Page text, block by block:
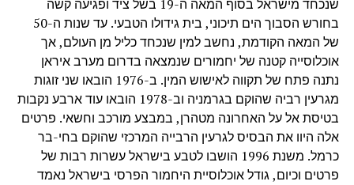
שנכחד מישראל בסוף המאה ה-19 בשל ציד ופגיעה קשה
בחורש הסבוך הים תיכוני, בית גידולו הטבעי. עד שנות ה-50
של המאה הקודמת, נחשב למין שנכחד כליל מן העולם, אך
אוכלוסייה קטנה של יחמורים שנמצאה בדרום מערב איראן
נתנה פתח של תקווה לאישוש המין. ב-1976 הובאו שני זוגות
מגרעין רביה שהוקם בגרמניה וב-1978 הובאו עוד ארבע נקבות
בטיסת אל על האחרונה מטהרן, במבצע מורכב וחשאי. פרטים
אלה היוו את הבסיס לגרעין הרבייה המרכזי שהוקם בחי-בר
כרמל. משנת 1996 הושבו לטבע בישראל עשרות רבות של
פרטים וכיום, גודל אוכלוסיית היחמור הפרסי בישראל נאמד